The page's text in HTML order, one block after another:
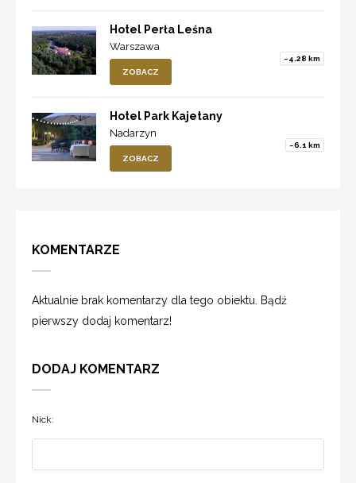
Hotel Perła Leśna
Warszawa
~4.28 km
ZOBACZ
Hotel Park Kajetany
Nadarzyn
~6.1 km
ZOBACZ
KOMENTARZE
Aktualnie brak komentarzy dla tego obiektu. Bądź
pierwszy dodaj komentarz!
DODAJ KOMENTARZ
Nick: